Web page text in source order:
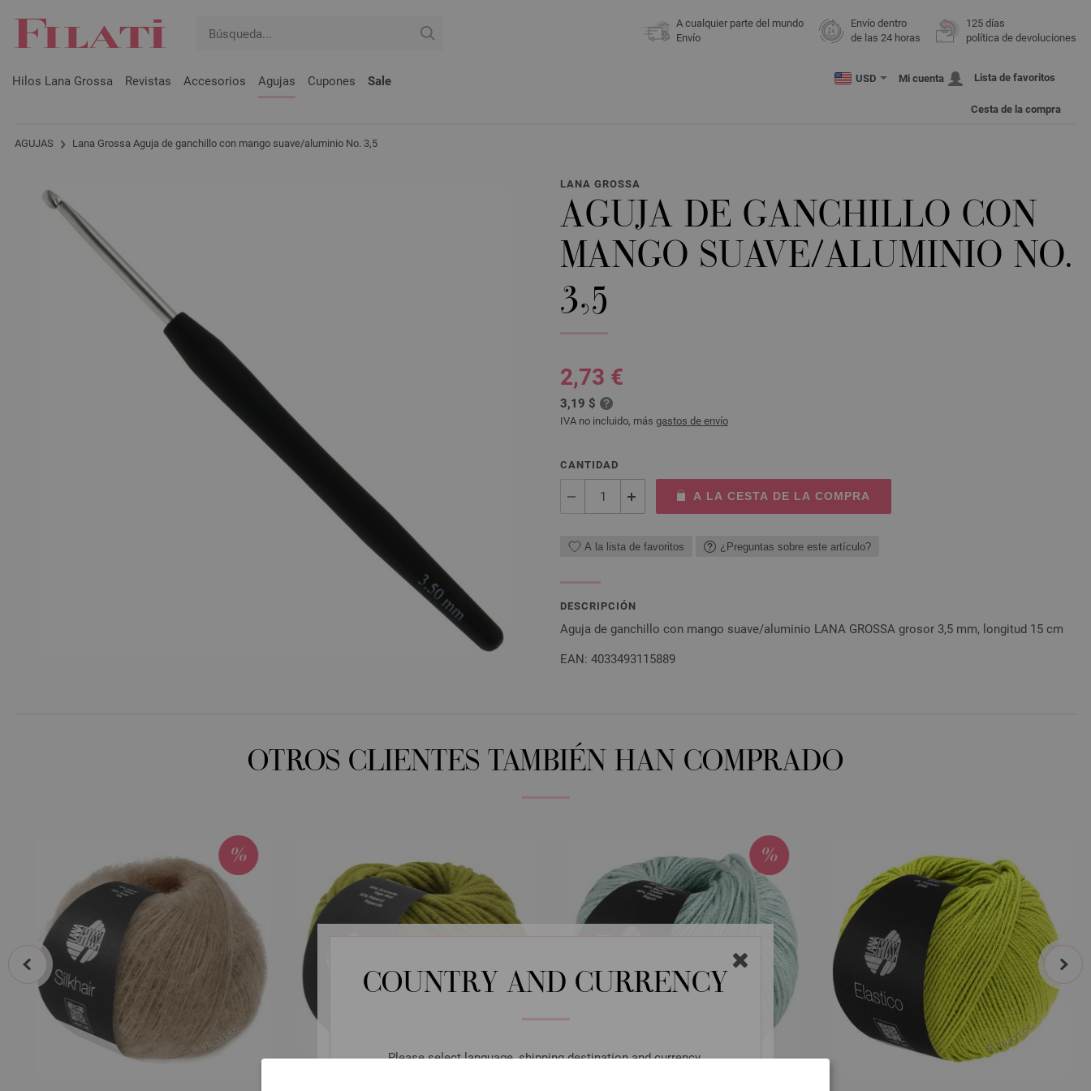
COUNTRY AND CURRENCY
Please select language, shipping destination and currency.
A cualquier parte del mundo
Envío
Envío dentro
de las 24 horas
125 días
política de devoluciones
Hilos Lana Grossa Revistas Accesorios Agujas Cupones Sale USD Mi cuenta Lista de favoritos
Cesta de la compra
AGUJAS Lana Grossa Aguja de ganchillo con mango suave/aluminio No. 3,5
LANA GROSSA
AGUJA DE GANCHILLO CON
MANGO SUAVE/ALUMINIO NO.
3,5
2,73 €
3,19 $
IVA no incluido, más gastos de envío
CANTIDAD
A LA CESTA DE LA COMPRA
A la lista de favoritos ¿Preguntas sobre este artículo?
DESCRIPCIÓN
Aguja de ganchillo con mango suave/aluminio LANA GROSSA grosor 3,5 mm, longitud 15 cm
EAN: 4033493115889
OTROS CLIENTES TAMBIÉN HAN COMPRADO
prev next